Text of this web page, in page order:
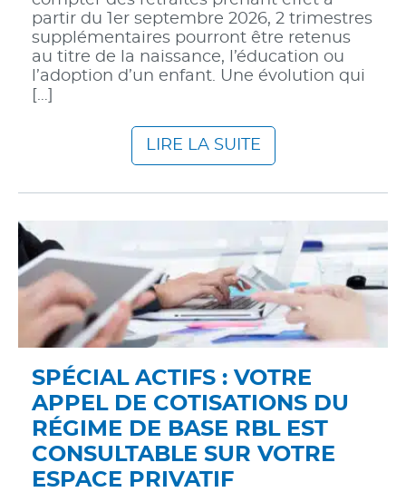
partir du 1er septembre 2026, 2 trimestres
supplémentaires pourront être retenus
au titre de la naissance, l’éducation ou
l’adoption d’un enfant. Une évolution qui
LIRE LA SUITE
SPÉCIAL ACTIFS : VOTRE
APPEL DE COTISATIONS DU
RÉGIME DE BASE RBL EST
CONSULTABLE SUR VOTRE
ESPACE PRIVATIF